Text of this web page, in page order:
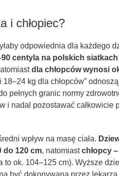
i chłopiec?
odpowiednia dla każdego
centyla na polskich
dla chłopców wynosi
kg dla chłopców”
pełnych granic normy
i nadal pozostawać całkowicie
wpływ na masę ciała.
do 120 cm, natomiastchłopcy
to ok. 104–125 cm). Wyższe
być dokonywana przez